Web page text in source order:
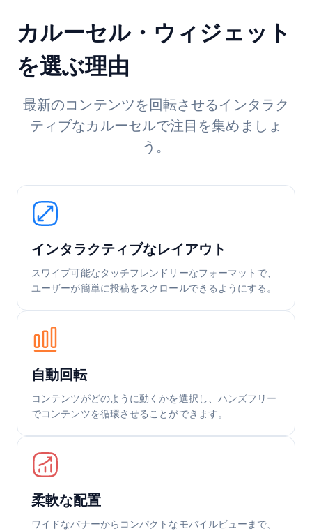
カルーセル・ウィジェット
を選ぶ理由
最新のコンテンツを回転させるインタラク
ティブなカルーセルで注目を集めましょ
う。
インタラクティブなレイアウト
スワイプ可能なタッチフレンドリーなフォーマットで、
ユーザーが簡単に投稿をスクロールできるようにする。
自動回転
コンテンツがどのように動くかを選択し、ハンズフリー
でコンテンツを循環させることができます。
柔軟な配置
ワイドなバナーからコンパクトなモバイルビューまで、